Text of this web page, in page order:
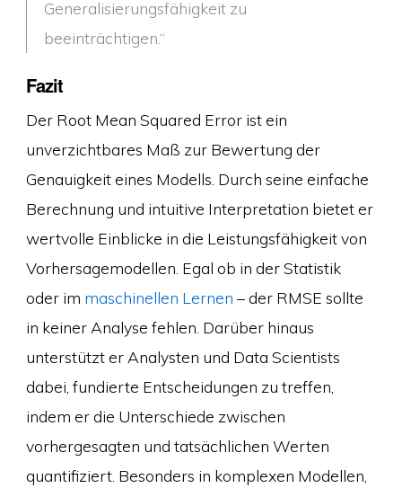
Generalisierungsfähigkeit zu
beeinträchtigen.“
Fazit
Der Root Mean Squared Error ist ein
unverzichtbares Maß zur Bewertung der
Genauigkeit eines Modells. Durch seine einfache
Berechnung und intuitive Interpretation bietet er
wertvolle Einblicke in die Leistungsfähigkeit von
Vorhersagemodellen. Egal ob in der Statistik
oder im maschinellen Lernen – der RMSE sollte
in keiner Analyse fehlen. Darüber hinaus
unterstützt er Analysten und Data Scientists
dabei, fundierte Entscheidungen zu treffen,
indem er die Unterschiede zwischen
vorhergesagten und tatsächlichen Werten
quantifiziert. Besonders in komplexen Modellen,